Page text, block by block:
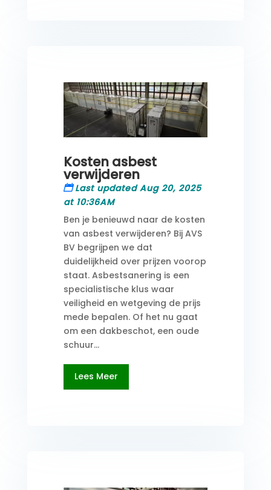
Kosten asbest
verwijderen
Last updated Aug 20, 2025
at 10:36AM
Ben je benieuwd naar de kosten
van asbest verwijderen? Bij AVS
BV begrijpen we dat
duidelijkheid over prijzen voorop
staat. Asbestsanering is een
specialistische klus waar
veiligheid en wetgeving de prijs
mede bepalen. Of het nu gaat
om een dakbeschot, een oude
schuur...
Lees Meer